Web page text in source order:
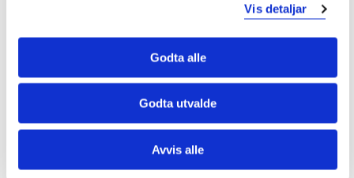
Vis detaljar
Godta alle
Godta utvalde
Avvis alle
Barnehagelærar, Sogndal, 1. studieår
Krav: 60 studiepoeng
Obligatoriske emner